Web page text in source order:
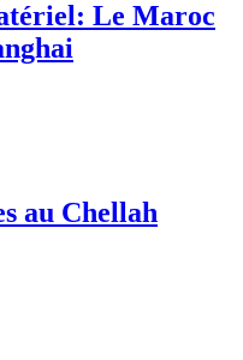
Le Maroc
au Chellah